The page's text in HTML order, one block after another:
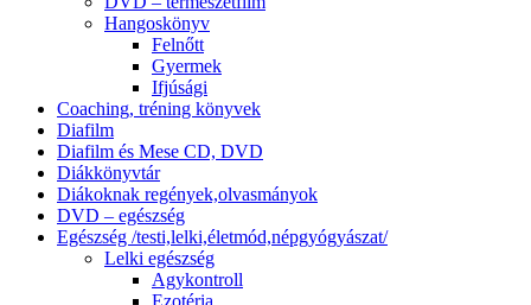
Hangoskönyv
Felnőtt
Gyermek
Ifjúsági
Coaching, tréning könyvek
Diafilm
Diafilm és Mese CD, DVD
Diákkönyvtár
Diákoknak regények,olvasmányok
DVD – egészség
Egészség /testi,lelki,életmód,népgyógyászat/
Lelki egészség
Agykontroll
Ezotéria